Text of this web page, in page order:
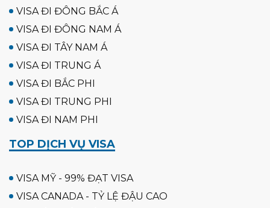
VISA ĐI ĐÔNG BẮC Á
VISA ĐI ĐÔNG NAM Á
VISA ĐI TÂY NAM Á
VISA ĐI TRUNG Á
VISA ĐI BẮC PHI
VISA ĐI TRUNG PHI
VISA ĐI NAM PHI
TOP DỊCH VỤ VISA
VISA MỸ - 99% ĐẠT VISA
VISA CANADA - TỶ LỆ ĐẬU CAO